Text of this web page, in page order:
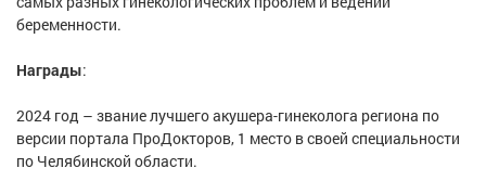
беременности.
Награды:
2024 год – звание лучшего акушера-гинеколога региона по
версии портала ПроДокторов, 1 место в своей специальности
по Челябинской области.